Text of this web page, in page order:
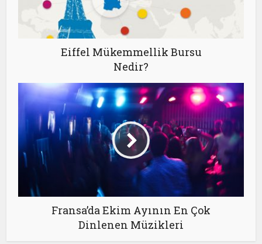
Eiffel Mükemmellik Bursu
Nedir?
Fransa’da Ekim Ayının En Çok
Dinlenen Müzikleri